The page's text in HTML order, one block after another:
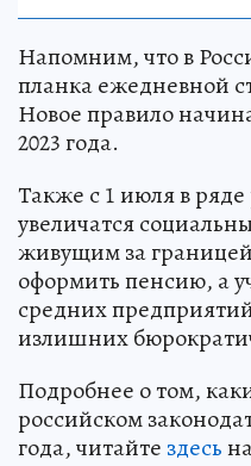
Напомним, что в
планка ежедневной
Новое правило
2023 года.
Также с 1 июля в
увеличатся
живущим за
оформить пенсию, а
средних
излишних
Подробнее о том,
российском
года, читайте здесь